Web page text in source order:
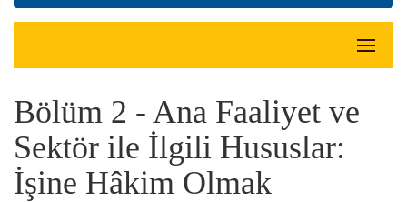
Bölüm 2 - Ana Faaliyet ve
Sektör ile İlgili Hususlar:
İşine Hâkim Olmak